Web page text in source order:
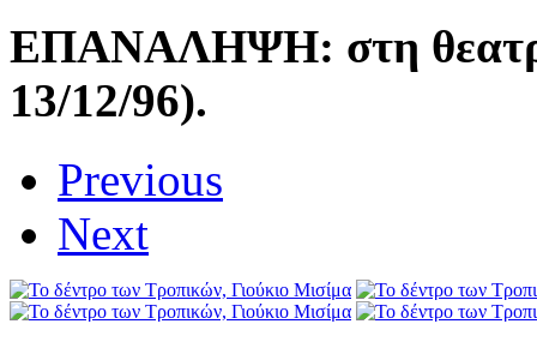
ΕΠΑΝΑΛΗΨΗ: στη
13/12/96).
Previous
Next